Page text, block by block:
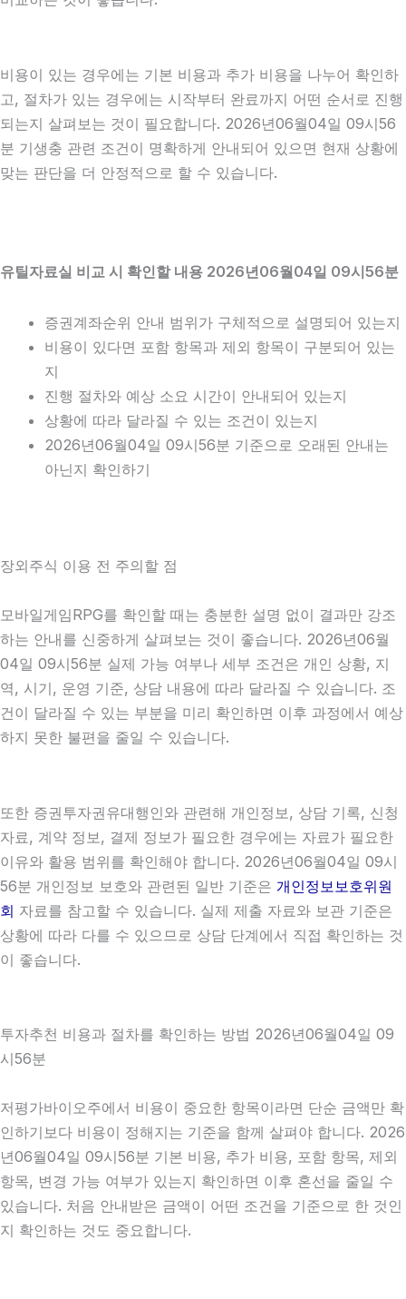
비용이 있는 경우에는 기본 비용과 추가 비용을 나누어 확인하
고, 절차가 있는 경우에는 시작부터 완료까지 어떤 순서로 진행
되는지 살펴보는 것이 필요합니다. 2026년06월04일 09시56
분 기생충 관련 조건이 명확하게 안내되어 있으면 현재 상황에
맞는 판단을 더 안정적으로 할 수 있습니다.
유틸자료실 비교 시 확인할 내용 2026년06월04일 09시56분
증권계좌순위 안내 범위가 구체적으로 설명되어 있는지
비용이 있다면 포함 항목과 제외 항목이 구분되어 있는
지
진행 절차와 예상 소요 시간이 안내되어 있는지
상황에 따라 달라질 수 있는 조건이 있는지
2026년06월04일 09시56분 기준으로 오래된 안내는
아닌지 확인하기
장외주식 이용 전 주의할 점
모바일게임RPG를 확인할 때는 충분한 설명 없이 결과만 강조
하는 안내를 신중하게 살펴보는 것이 좋습니다. 2026년06월
04일 09시56분 실제 가능 여부나 세부 조건은 개인 상황, 지
역, 시기, 운영 기준, 상담 내용에 따라 달라질 수 있습니다. 조
건이 달라질 수 있는 부분을 미리 확인하면 이후 과정에서 예상
하지 못한 불편을 줄일 수 있습니다.
또한 증권투자권유대행인와 관련해 개인정보, 상담 기록, 신청
자료, 계약 정보, 결제 정보가 필요한 경우에는 자료가 필요한
이유와 활용 범위를 확인해야 합니다. 2026년06월04일 09시
56분 개인정보 보호와 관련된 일반 기준은 개인정보보호위원
회 자료를 참고할 수 있습니다. 실제 제출 자료와 보관 기준은
상황에 따라 다를 수 있으므로 상담 단계에서 직접 확인하는 것
이 좋습니다.
투자추천 비용과 절차를 확인하는 방법 2026년06월04일 09
시56분
저평가바이오주에서 비용이 중요한 항목이라면 단순 금액만 확
인하기보다 비용이 정해지는 기준을 함께 살펴야 합니다. 2026
년06월04일 09시56분 기본 비용, 추가 비용, 포함 항목, 제외
항목, 변경 가능 여부가 있는지 확인하면 이후 혼선을 줄일 수
있습니다. 처음 안내받은 금액이 어떤 조건을 기준으로 한 것인
지 확인하는 것도 중요합니다.